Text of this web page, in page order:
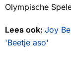
Olympische
Lees ook: Joy
'Beetje aso'